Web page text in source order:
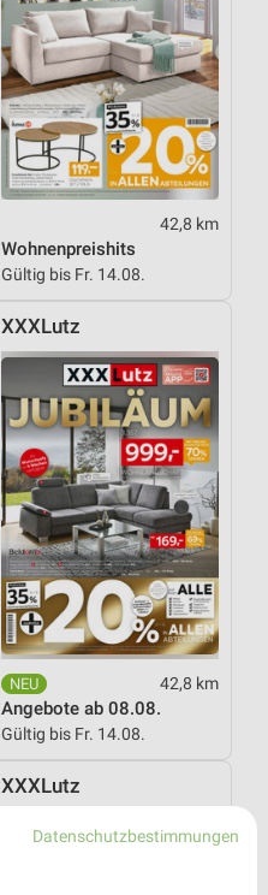
42,8 km
Wohnenpreishits
Gültig bis Fr. 14.08.
XXXLutz
42,8 km
Angebote ab 08.08.
Gültig bis Fr. 14.08.
XXXLutz
Datenschutzbestimmungen